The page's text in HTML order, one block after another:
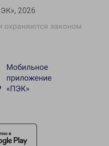
2026
охраняются законом